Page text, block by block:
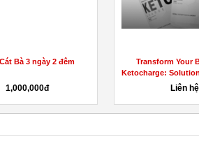
Smart Hemp Oil Australia
Reviews, All Details & Buy In